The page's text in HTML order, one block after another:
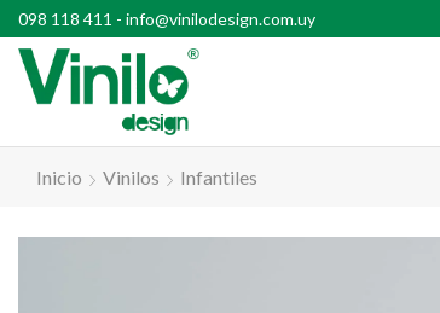
098 118 411 - info@vinilodesign.com.uy
con compras superiores a $2500
Inicio Vinilos Infantiles